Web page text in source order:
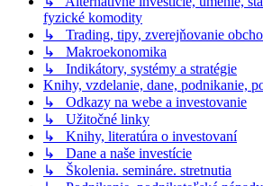
fyzické komodity
↳ Trading, tipy, zverejňovanie
↳ Makroekonomika
↳ Indikátory, systémy a stratégie
Knihy, vzdelanie, dane, podnikanie,
↳ Odkazy na webe a investovanie
↳ Užitočné linky
↳ Knihy, literatúra o investovaní
↳ Dane a naše investície
↳ Školenia. semináre. stretnutia